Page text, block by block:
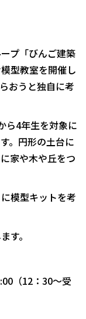
プ「びんご建築
型教室を開催し
おうと独自に考
ら4年生を対象に
。円形の土台に
家や木や丘をつ
模型キットを考
す。
（12：30～受